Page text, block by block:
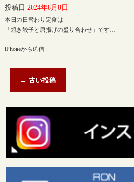
投稿日 2024年8月8日
本日の日替わり定食は
「焼き餃子と唐揚げの盛り合わせ」です…
iPhoneから送信
← 古い投稿